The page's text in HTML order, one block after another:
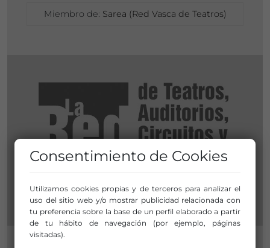
Miembro de: Sarea (Red Vasca de Teatros)
Consentimiento de Cookies
Utilizamos cookies propias y de terceros para analizar el
uso del sitio web y/o mostrar publicidad relacionada con
tu preferencia sobre la base de un perfil elaborado a partir
de tu hábito de navegación (por ejemplo, páginas
visitadas).